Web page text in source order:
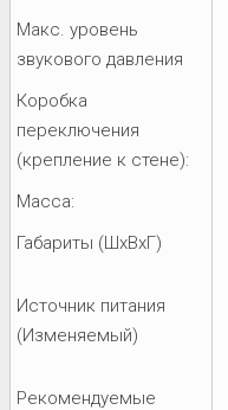
Макс. уровень
звукового давления
Коробка
переключения
(крепление к стене):
Масса:
Габариты (ШхВхГ)
Источник питания
(Изменяемый)
Рекомендуемые